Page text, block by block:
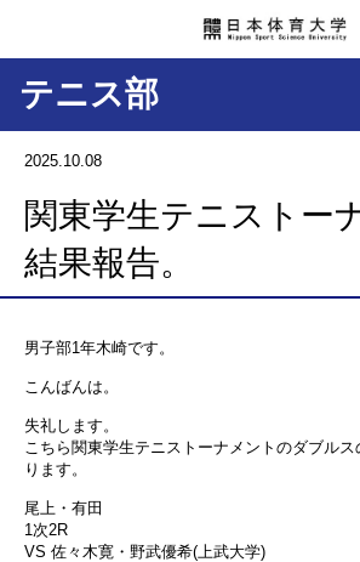
テニス部
2025.10.08
関東学生テニストー
結果報告。
男子部1年木崎です。
こんばんは。
失礼します。
こちら関東学生テニストーナメントのダブル
ります。
尾上・有田
1次2R
VS 佐々木寛・野武優希(上武大学)